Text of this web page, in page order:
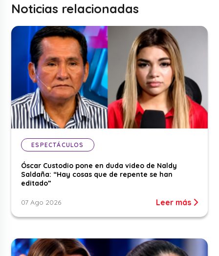
Noticias relacionadas
ESPECTÁCULOS
Óscar Custodio pone en duda video de Naldy
Saldaña: “Hay cosas que de repente se han
editado”
07 Ago 2026 Leer más